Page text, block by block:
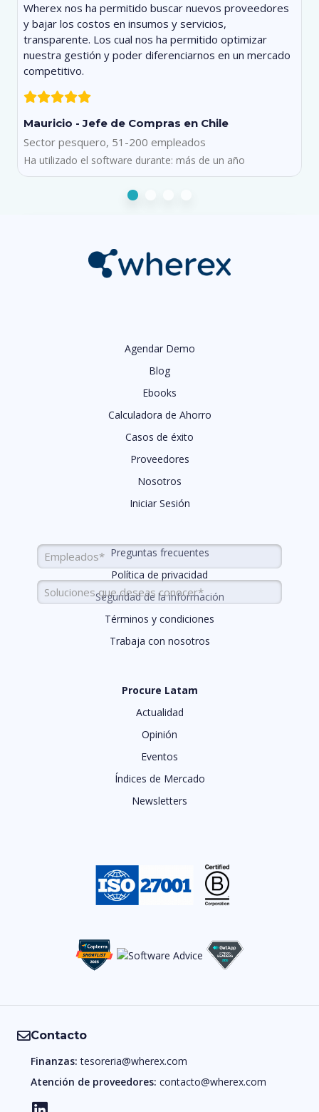
Wherex nos ha permitido buscar nuevos proveedores
y bajar los costos en insumos y servicios,
transparente. Los cual nos ha permitido optimizar
nuestra gestión y poder diferenciarnos en un mercado
competitivo.
Mauricio - Jefe de Compras en Chile
Sector pesquero, 51-200 empleados
Ha utilizado el software durante: más de un año
Quiero comprar
Quiero vender
Nombre
Apellido
Email Corporativo
Empresa
Colaboradores
Empleados*
Soluciones
Agendar Demo
Blog
Ebooks
Calculadora de Ahorro
Casos de éxito
Proveedores
Nosotros
Iniciar Sesión
Preguntas frecuentes
Política de privacidad
Seguridad de la información
Términos y condiciones
Trabaja con nosotros
Procure Latam
Actualidad
Opinión
Eventos
Índices de Mercado
Newsletters
Contacto
Finanzas: tesoreria@wherex.com
Atención de proveedores: contacto@wherex.com